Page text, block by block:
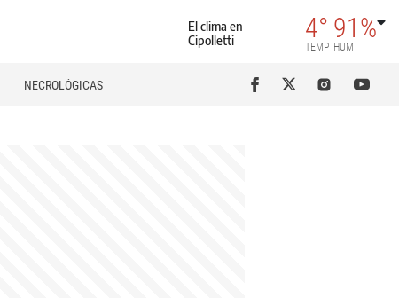
El clima en
Cipolletti
4°
TEMP
91%
HUM
NECROLÓGICAS